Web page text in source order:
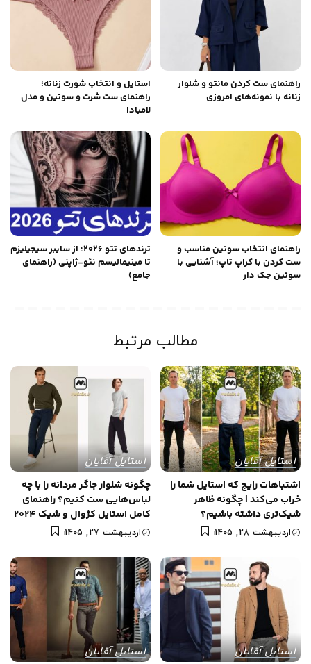
راهنمای ست کردن مانتو و شلوار
زنانه با نمونه‌های امروزی
استایل و انتخاب شورت زنانه؛
راهنمای ست شرت و سوتین و مدل
لامبادا
راهنمای انتخاب سوتین مناسب و
ست کردن با کراپ تاپ؛ آشنایی با
سوتین جک دار
ترندهای تتو ۲۰۲۶؛ از سایبر سیجیلیزم
تا مینیمالیسم نئو-ژاپنی (راهنمای
جامع)
مطالب مرتبط
استایل آقایان
اشتباهات رایج که استایل شما را
خراب می‌کند | چگونه ظاهر
شیک‌تری داشته باشیم؟
اردیبهشت 28, 1405
استایل آقایان
چگونه شلوار جاگر مردانه را با چه
لباس‌هایی ست کنیم؟ راهنمای
کامل استایل کژوال و شیک 2024
اردیبهشت 27, 1405
استایل آقایان استایل آقایان